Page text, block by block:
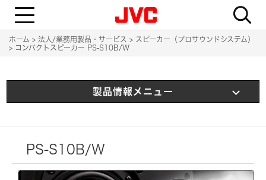
T
l
e
a
ホーム 法人/業務用製品・サービス
スピーカー（プロサウンドシステム）
コンパクトスピーカー PS-S10B/W
製品情報メニュー
PS-S10B/W